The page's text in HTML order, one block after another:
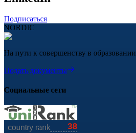
Подписаться
NORDIC
На пути к совершенству в образовании
Подать документы
Социальные сети